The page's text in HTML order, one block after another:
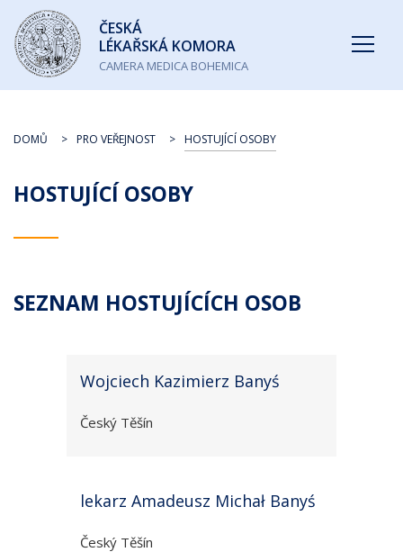
Česká
lékařská
komora
ČESKÁ
LÉKAŘSKÁ KOMORA
CAMERA MEDICA BOHEMICA
HOSTUJÍCÍ OSOBY
DOMŮ PRO VEŘEJNOST HOSTUJÍCÍ OSOBY
SEZNAM HOSTUJÍCÍCH OSOB
Wojciech Kazimierz Banyś
Český Těšín
lekarz Amadeusz Michał Banyś
Český Těšín